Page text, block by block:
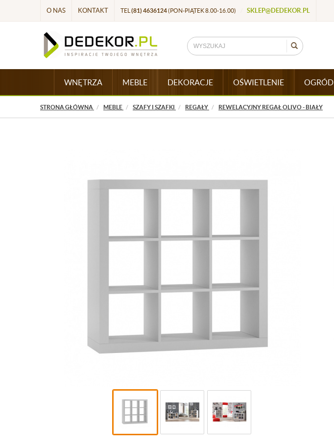
O NAS KONTAKT TEL (81) 4636124(PON-PIĄTEK 8.00-16.00) SKLEP@DEDEKOR.PL
WNĘTRZA MEBLE DEKORACJE OŚWIETLENIE OGRÓD
STRONA GŁÓWNA MEBLE SZAFY I SZAFKI REGAŁY REWELACYJNY REGAŁ OLIVO - BIAŁY